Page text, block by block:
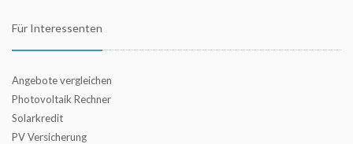
Für Interessenten
Angebote vergleichen
Photovoltaik Rechner
Solarkredit
PV Versicherung